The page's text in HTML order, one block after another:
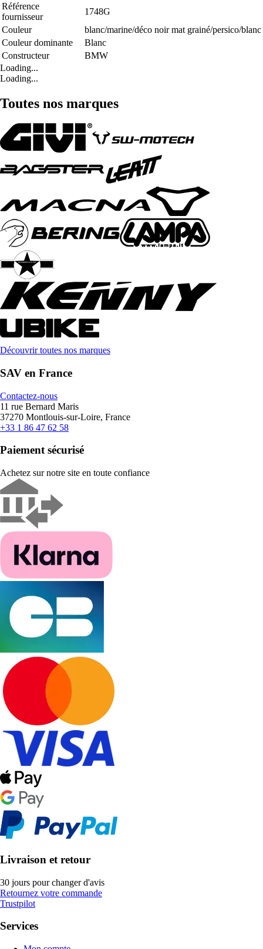
Référence
fournisseur
1748G
Couleur
blanc/marine/déco noir mat grainé/persico/blanc
Couleur dominante
Blanc
Constructeur
BMW
Loading...
Loading...
Toutes nos marques
Découvrir toutes nos marques
SAV en France
Contactez-nous
11 rue Bernard Maris
37270 Montlouis-sur-Loire, France
+33 1 86 47 62 58
Paiement sécurisé
Achetez sur notre site en toute confiance
Livraison et retour
30 jours pour changer d'avis
Retournez votre commande
Trustpilot
Services